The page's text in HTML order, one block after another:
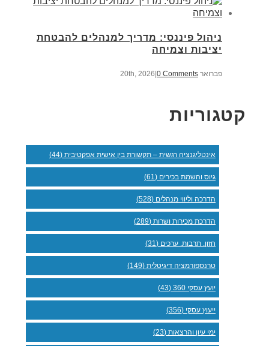
ניהול פיננסי: מדריך למנהלים להבטחת
יציבות וצמיחה
פברואר 20th, 2026 0 Comments
קטגוריות
אינטליגנציה רגשית – תקשורת בין אישית אפקטיבית (44)
גיוס והשמת בכירים (61)
הדרכה וליווי מנהלים (528)
הדרכת מכירות ושרות (289)
חזון. תרבות. ערכים (31)
טרנספורמציה דיגיטלית (149)
יועץ עסקי 360 (43)
ייעוץ עסקי (356)
ימי עיון והרצאות (23)